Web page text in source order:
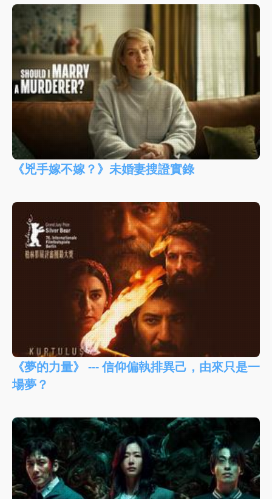
《兇手嫁不嫁？》未婚妻搜證實錄
《夢的力量》 --- 信仰偏執排異己，由來只是一
場夢？